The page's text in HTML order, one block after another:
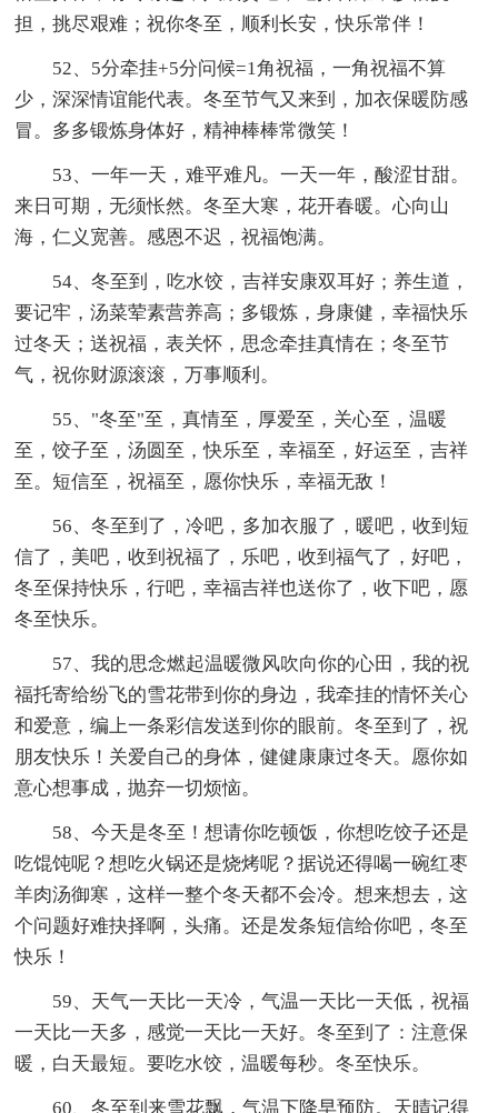
担，挑尽艰难；祝你冬至，顺利长安，快乐常伴！
52、5分牵挂+5分问候=1角祝福，一角祝福不算
少，深深情谊能代表。冬至节气又来到，加衣保暖防感
冒。多多锻炼身体好，精神棒棒常微笑！
53、一年一天，难平难凡。一天一年，酸涩甘甜。
来日可期，无须怅然。冬至大寒，花开春暖。心向山
海，仁义宽善。感恩不迟，祝福饱满。
54、冬至到，吃水饺，吉祥安康双耳好；养生道，
要记牢，汤菜荤素营养高；多锻炼，身康健，幸福快乐
过冬天；送祝福，表关怀，思念牵挂真情在；冬至节
气，祝你财源滚滚，万事顺利。
55、"冬至"至，真情至，厚爱至，关心至，温暖
至，饺子至，汤圆至，快乐至，幸福至，好运至，吉祥
至。短信至，祝福至，愿你快乐，幸福无敌！
56、冬至到了，冷吧，多加衣服了，暖吧，收到短
信了，美吧，收到祝福了，乐吧，收到福气了，好吧，
冬至保持快乐，行吧，幸福吉祥也送你了，收下吧，愿
冬至快乐。
57、我的思念燃起温暖微风吹向你的心田，我的祝
福托寄给纷飞的雪花带到你的身边，我牵挂的情怀关心
和爱意，编上一条彩信发送到你的眼前。冬至到了，祝
朋友快乐！关爱自己的身体，健健康康过冬天。愿你如
意心想事成，抛弃一切烦恼。
58、今天是冬至！想请你吃顿饭，你想吃饺子还是
吃馄饨呢？想吃火锅还是烧烤呢？据说还得喝一碗红枣
羊肉汤御寒，这样一整个冬天都不会冷。想来想去，这
个问题好难抉择啊，头痛。还是发条短信给你吧，冬至
快乐！
59、天气一天比一天冷，气温一天比一天低，祝福
一天比一天多，感觉一天比一天好。冬至到了：注意保
暖，白天最短。要吃水饺，温暖每秒。冬至快乐。
60、冬至到来雪花飘，气温下降早预防。天晴记得